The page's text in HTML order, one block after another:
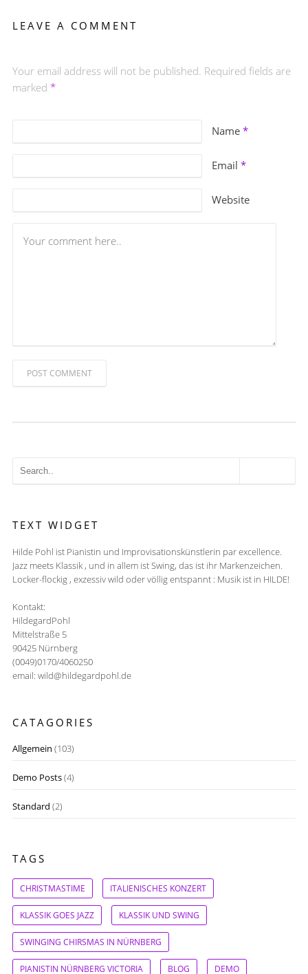
LEAVE A COMMENT
Your email address will not be published. Required fields are
marked *
Name *
Email *
Website
POST COMMENT
TEXT WIDGET
Hilde Pohl ist Pianistin und Improvisationskünstlerin par excellence.
Jazz meets Klassik , und in allem ist Swing, das ist ihr Markenzeichen.
Locker-flockig , exzessiv wild oder völlig entspannt : Musik ist in HILDE!
Kontakt:
HildegardPohl
Mittelstraße 5
90425 Nürnberg
(0049)0170/4060250
email: wild@hildegardpohl.de
CATAGORIES
Allgemein (103)
Demo Posts(4)
Standard (2)
TAGS
CHRISTMASTIME ITALIENISCHES KONZERT
KLASSIK GOES JAZZ KLASSIK UND SWING
SWINGING CHIRSMAS IN NÜRNBERG
PIANISTIN NÜRNBERG VICTORIA BLOG DEMO